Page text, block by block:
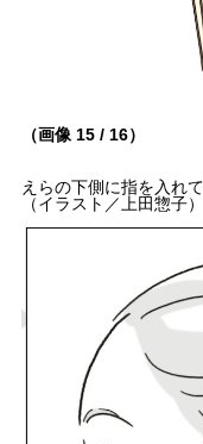
（画像 15 / 16）
えらの下側に指を入れ
（イラスト／上田惣子）